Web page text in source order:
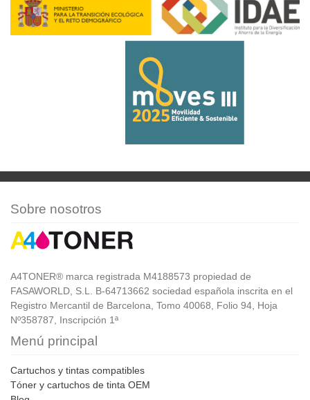
Sobre nosotros
A4TONER® marca registrada M4188573 propiedad de
FASAWORLD, S.L. B-64713662 sociedad española inscrita en el
Registro Mercantil de Barcelona, Tomo 40068, Folio 94, Hoja
Nº358787, Inscripción 1ª
Menú principal
Cartuchos y tintas compatibles
Tóner y cartuchos de tinta OEM